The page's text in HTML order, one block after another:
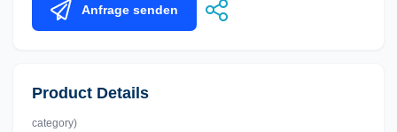
Anfrage senden
Product Details
category)